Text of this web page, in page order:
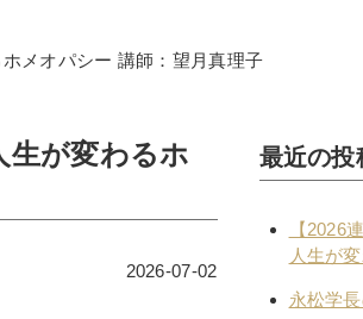
メオパシー 講師：望月真理子
生が変わるホ
2026-07-02
最近の投
【2026
人生が
永松学